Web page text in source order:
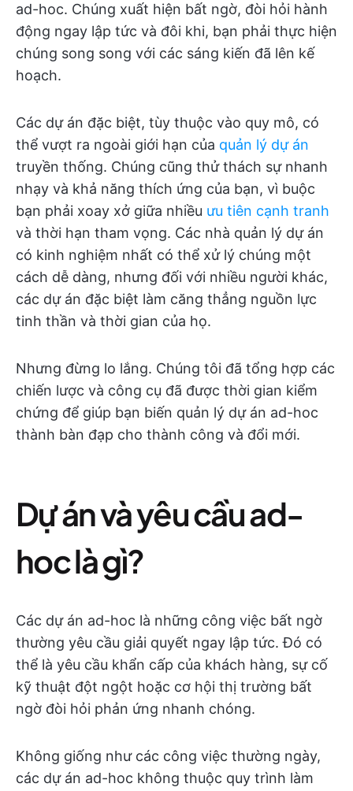
ad-hoc. Chúng xuất hiện bất ngờ, đòi hỏi hành
động ngay lập tức và đôi khi, bạn phải thực hiện
chúng song song với các sáng kiến đã lên kế
hoạch.
Các dự án đặc biệt, tùy thuộc vào quy mô, có
thể vượt ra ngoài giới hạn của quản lý dự án
truyền thống. Chúng cũng thử thách sự nhanh
nhạy và khả năng thích ứng của bạn, vì buộc
bạn phải xoay xở giữa nhiều ưu tiên cạnh tranh
và thời hạn tham vọng. Các nhà quản lý dự án
có kinh nghiệm nhất có thể xử lý chúng một
cách dễ dàng, nhưng đối với nhiều người khác,
các dự án đặc biệt làm căng thẳng nguồn lực
tinh thần và thời gian của họ.
Nhưng đừng lo lắng. Chúng tôi đã tổng hợp các
chiến lược và công cụ đã được thời gian kiểm
chứng để giúp bạn biến quản lý dự án ad-hoc
thành bàn đạp cho thành công và đổi mới.
Dự án và yêu cầu ad-
hoc là gì?
Các dự án ad-hoc là những công việc bất ngờ
thường yêu cầu giải quyết ngay lập tức. Đó có
thể là yêu cầu khẩn cấp của khách hàng, sự cố
kỹ thuật đột ngột hoặc cơ hội thị trường bất
ngờ đòi hỏi phản ứng nhanh chóng.
Không giống như các công việc thường ngày,
các dự án ad-hoc không thuộc quy trình làm